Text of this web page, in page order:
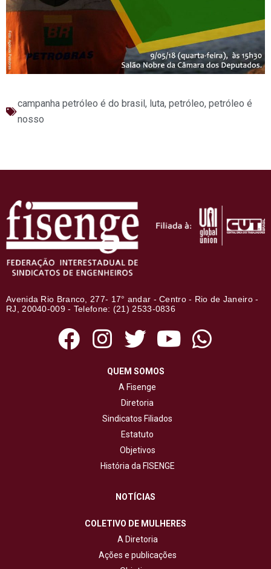
campanha petróleo é do brasil, luta, petróleo, petróleo é
nosso
Avenida Rio Branco, 277- 17° andar - Centro - Rio de Janeiro -
RJ, 20040-009 - Telefone: (21) 2533-0836
QUEM SOMOS
A Fisenge
Diretoria
Sindicatos Filiados
Estatuto
Objetivos
História da FISENGE
NOTÍCIAS
COLETIVO DE MULHERES
A Diretoria
Ações e publicações